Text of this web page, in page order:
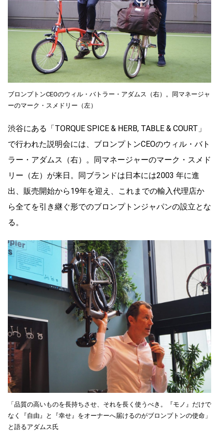
ブロンプトンCEOのウィル・バトラー・アダムス（右）。同マネージャ
ーのマーク・スメドリー（左）
渋谷にある「TORQUE SPICE & HERB, TABLE & COURT」
で行われた説明会には、ブロンプトンCEOのウィル・バト
ラー・アダムス（右）。同マネージャーのマーク・スメド
リー（左）が来日。同ブランドは日本には2003 年に進
出、販売開始から19年を迎え、これまでの輸入代理店か
ら全てを引き継ぐ形でのブロンプトンジャパンの設立とな
る。
「品質の高いものを長持ちさせ、それを長く使うべき。『モノ』だけで
なく『自由』と『幸せ』をオーナーへ届けるのがブロンプトンの使命」
と語るアダムス氏